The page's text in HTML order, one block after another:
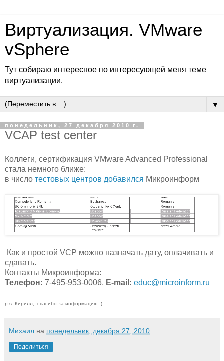
Виртуализация. VMware
vSphere
Тут собираю интересное по интересующей меня теме
виртуализации.
▼
понедельник, 27 декабря 2010 г.
VCAP test center
Коллеги, сертификация VMware Advanced Professional
стала немного ближе:
в число тестовых центров добавился Микроинформ
Как и простой VCP можно назначать дату, оплачивать и
сдавать.
Контакты Микроинформа:
Телефон: 7-495-953-0006, E-mail: educ@microinform.ru
p.s. Кирилл, спасибо за информацию :)
Михаил на понедельник, декабря 27, 2010
Поделиться